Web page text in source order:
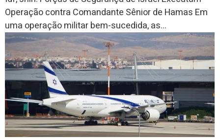
Operação contra Comandante Sênior de Hamas Em
uma operação militar bem-sucedida, as...